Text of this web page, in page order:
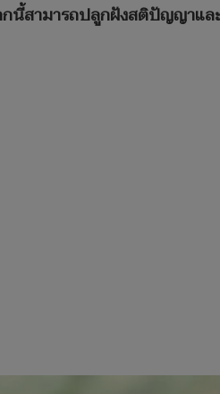
สามารถปลูกฝังสติปัญญาแล